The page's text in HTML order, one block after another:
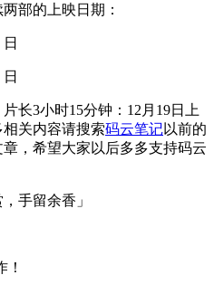
部的上映日期：
长3小时15分钟：12月19日上
关内容请搜索码云笔记以前的
，希望大家以后多多支持码云
，手留余香」